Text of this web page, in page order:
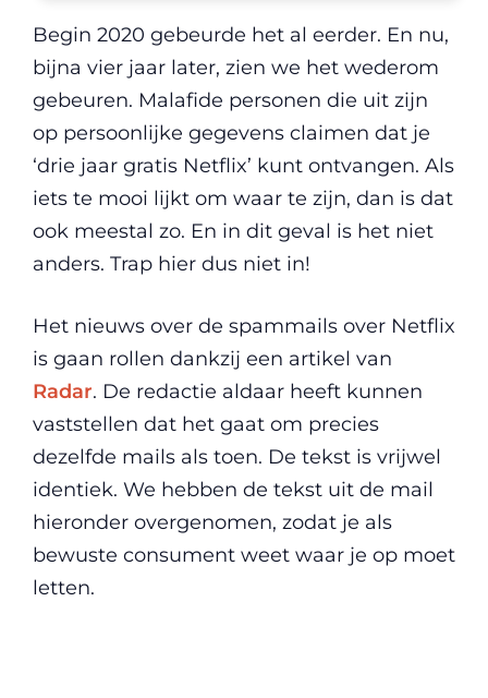
Begin 2020 gebeurde het al eerder. En nu,
bijna vier jaar later, zien we het wederom
gebeuren. Malafide personen die uit zijn
op persoonlijke gegevens claimen dat je
‘drie jaar gratis Netflix’ kunt ontvangen. Als
iets te mooi lijkt om waar te zijn, dan is dat
ook meestal zo. En in dit geval is het niet
anders. Trap hier dus niet in!
Het nieuws over de spammails over Netflix
is gaan rollen dankzij een artikel van
Radar. De redactie aldaar heeft kunnen
vaststellen dat het gaat om precies
dezelfde mails als toen. De tekst is vrijwel
identiek. We hebben de tekst uit de mail
hieronder overgenomen, zodat je als
bewuste consument weet waar je op moet
letten.